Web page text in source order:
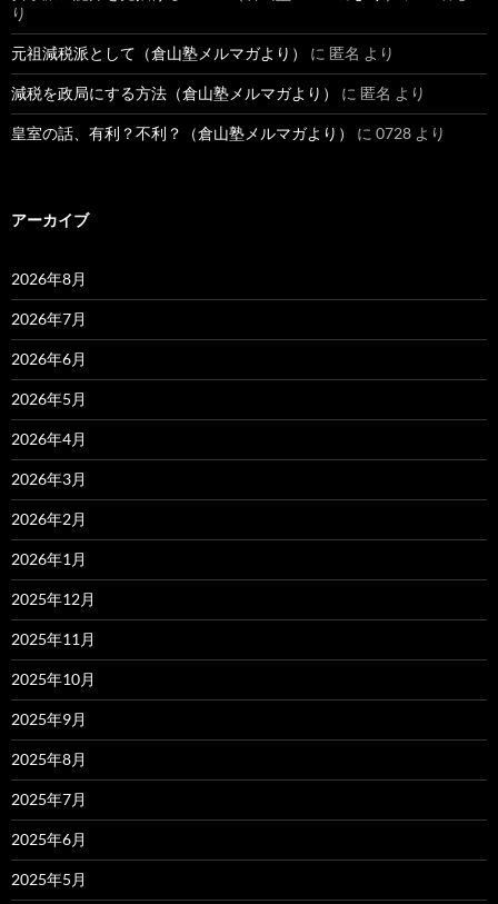
り
元祖減税派として（倉山塾メルマガより） に 匿名 より
減税を政局にする方法（倉山塾メルマガより） に 匿名 より
皇室の話、有利？不利？（倉山塾メルマガより） に 0728 より
アーカイブ
2026年8月
2026年7月
2026年6月
2026年5月
2026年4月
2026年3月
2026年2月
2026年1月
2025年12月
2025年11月
2025年10月
2025年9月
2025年8月
2025年7月
2025年6月
2025年5月